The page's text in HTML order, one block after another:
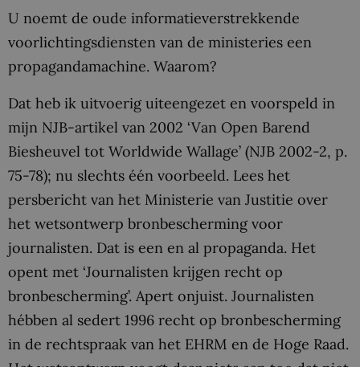
U noemt de oude informatieverstrekkende
voorlichtingsdiensten van de ministeries een
propagandamachine. Waarom?
Dat heb ik uitvoerig uiteengezet en voorspeld in
mijn NJB-artikel van 2002 ‘Van Open Barend
Biesheuvel tot Worldwide Wallage’ (NJB 2002-2, p.
75-78); nu slechts één voorbeeld. Lees het
persbericht van het Ministerie van Justitie over
het wetsontwerp bronbescherming voor
journalisten. Dat is een en al propaganda. Het
opent met ‘Journalisten krijgen recht op
bronbescherming’. Apert onjuist. Journalisten
hébben al sedert 1996 recht op bronbescherming
in de rechtspraak van het EHRM en de Hoge Raad.